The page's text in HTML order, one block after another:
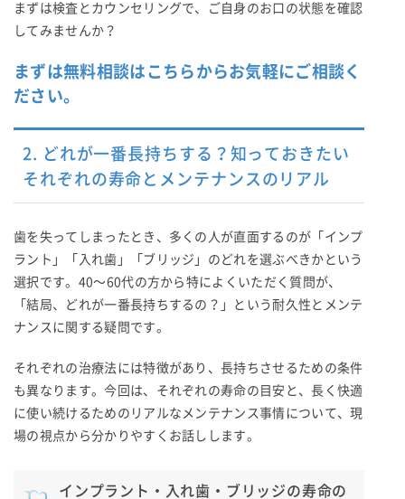
まずは検査とカウンセリングで、ご自身のお口の状態を確認
してみませんか？
まずは無料相談はこちらからお気軽にご相談く
ださい。
2. どれが一番長持ちする？知っておきたい
それぞれの寿命とメンテナンスのリアル
歯を失ってしまったとき、多くの人が直面するのが「インプ
ラント」「入れ歯」「ブリッジ」のどれを選ぶべきかという
選択です。40〜60代の方から特によくいただく質問が、
「結局、どれが一番長持ちするの？」という耐久性とメンテ
ナンスに関する疑問です。
それぞれの治療法には特徴があり、長持ちさせるための条件
も異なります。今回は、それぞれの寿命の目安と、長く快適
に使い続けるためのリアルなメンテナンス事情について、現
場の視点から分かりやすくお話しします。
インプラント・入れ歯・ブリッジの寿命の